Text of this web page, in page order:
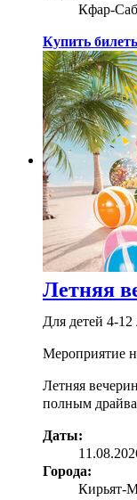
Кфар-
Купить
Летняя
Для детей 4-12
Мероприятие
Летняя
полным
Даты:
11.08
Города:
Кирьят-